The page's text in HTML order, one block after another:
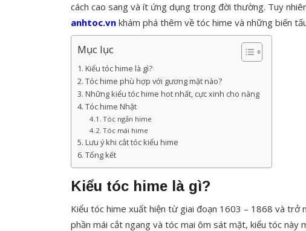
cách cao sang và ít ứng dụng trong đời thường. Tuy
anhtoc.vn khám phá thêm về tóc hime và những biến
Mục lục
Kiểu tóc hime là gì?
Tóc hime phù hợp với gương mặt nào?
Những kiểu tóc hime hot nhất, cực xinh cho nàng
Tóc hime Nhật
Tóc ngắn hime
Tóc mái hime
Lưu ý khi cắt tóc kiểu hime
Tổng kết
Kiểu tóc hime là gì?
Kiểu tóc hime xuất hiện từ giai đoạn 1603 – 1868 và trở
phần mái cắt ngang và tóc mai ôm sát mặt, kiểu tóc này